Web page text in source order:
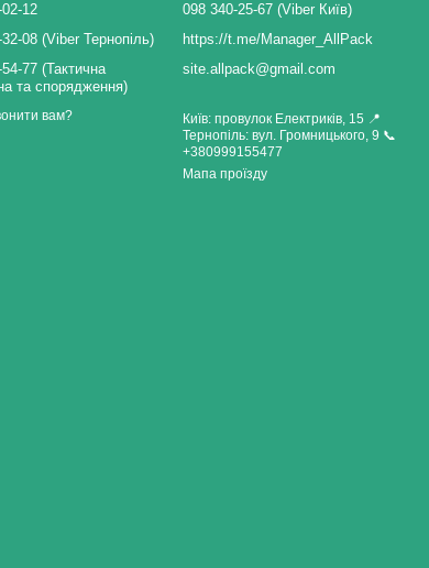
12
08 (Viber Тернопіль)
77 (Тактична
та спорядження)
вам?
098 340-25-67 (Viber Київ)
https://t.me/Manager_AllPack
site.allpack@gmail.com
Київ: провулок Електриків, 15 📍
Тернопіль: вул. Громницького, 9 📞
+380999155477
Мапа проїзду